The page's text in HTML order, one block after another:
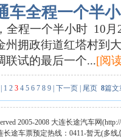
车全程一个半
程一个半小时 10月
州拥政街道红塔村到
联试的最后一个...[阅
1 2 3 4 5 6 7 8 9 下一页 尾页 8篇
2005-2008 大连长途汽车网
长途车票预定热线：0411-暂无(多线